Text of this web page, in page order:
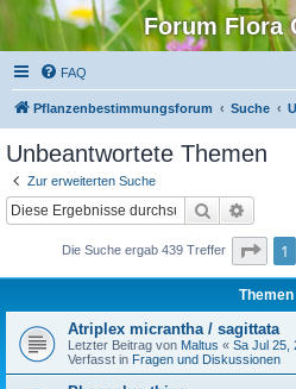
Forum Flora
FAQ
Pflanzenbestimmungsforum Suche
Unbeantwortete Themen
Zur erweiterten Suche
Suche
Die Suche ergab 439 Treffer Seite
1
Themen
Atriplex micrantha / sagittata
Letzter Beitrag von Maltus « Sa Jul 25,
Verfasst in Fragen und Diskussionen